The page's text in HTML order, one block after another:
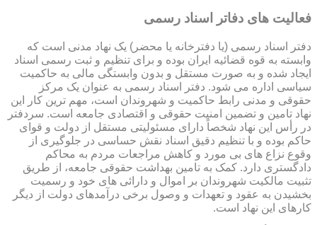
فعالیت های دفاتر اسناد رسمی
دفتر اسناد رسمی (یا دفترخانه یا محضر) یک نهاد مدنی است که
وابسته به قوه قضائیه ایران بوده و برای تنظیم و ثبت رسمی اسناد
ایجاد شده و به صورت مستقل و بدون وابستگی مالی به حاکمیت
سیاسی اداره می شود. دفتر اسناد رسمی به عنوان یک مرکز
حقوقی و مدنی رابط حاکمیت و شهروندان است، مهم ترین کار این
نهاد تامین و تضمین امنیت حقوقی و اقتصادی جامعه است. سردفتر
در رأس این نهاد شخصاً دارای مسئولیتی مستقل از دولت و قوای
حاکم بوده و با تنظیم دقیق اسناد نقش حساسی در جلوگیری از
وقوع نزاع های بی مورد و کاهش مراجعات مردم به محاکم
دادگستری دارد. کمک به تامین بهداشت حقوقی جامعه، از طریق
تثبیت مالکیت شهروندان بر اموال و دارائی های خود و رسمیت
بخشیدن به عقود و تعهدات و وصول برخی درآمدهای دولت از دیگر
کارهای این نهاد است.